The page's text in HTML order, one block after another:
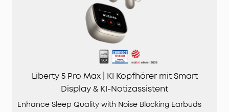
Liberty 5 Pro Max | KI Kopfhörer mit Smart
Display & KI-Notizassistent
Enhance Sleep Quality with Noise Blocking Earbuds